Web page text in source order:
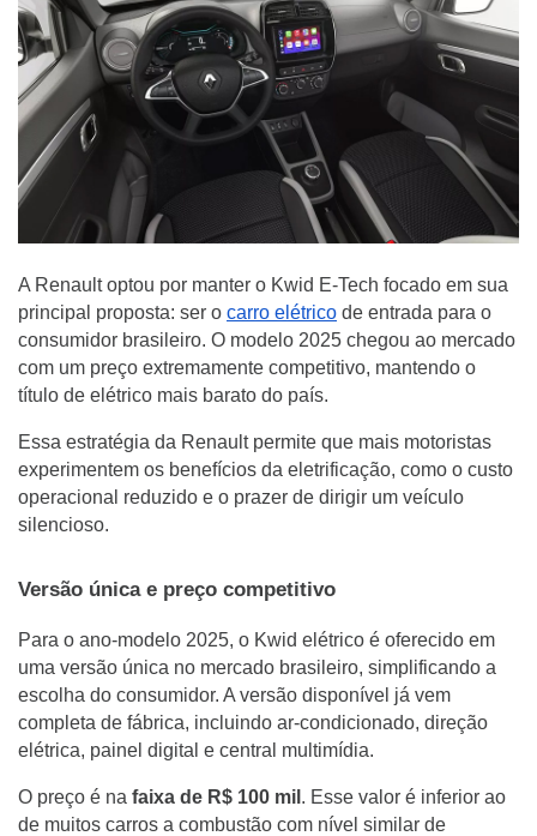
A Renault optou por manter o Kwid E-Tech focado em sua
principal proposta: ser o carro elétrico de entrada para o
consumidor brasileiro. O modelo 2025 chegou ao mercado
com um preço extremamente competitivo, mantendo o
título de elétrico mais barato do país.
Essa estratégia da Renault permite que mais motoristas
experimentem os benefícios da eletrificação, como o custo
operacional reduzido e o prazer de dirigir um veículo
silencioso.
Versão única e preço competitivo
Para o ano-modelo 2025, o Kwid elétrico é oferecido em
uma versão única no mercado brasileiro, simplificando a
escolha do consumidor. A versão disponível já vem
completa de fábrica, incluindo ar-condicionado, direção
elétrica, painel digital e central multimídia.
O preço é na faixa de R$ 100 mil . Esse valor é inferior ao
de muitos carros a combustão com nível similar de